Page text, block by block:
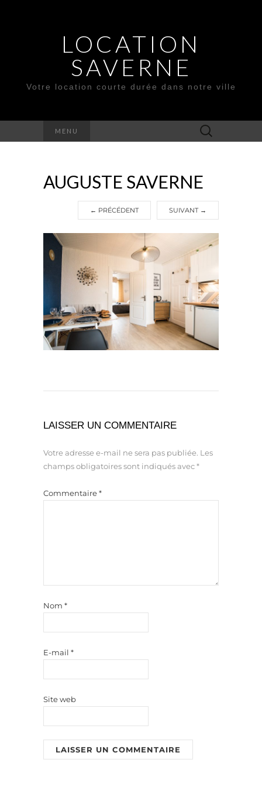
LOCATION
SAVERNE
Votre location courte durée dans notre ville
MENU Rechercher :
AUGUSTE SAVERNE
← PRÉCÉDENT SUIVANT →
LAISSER UN COMMENTAIRE
Votre adresse e-mail ne sera pas publiée. Les
champs obligatoires sont indiqués avec*
Commentaire*
Nom *
E-mail *
Site web